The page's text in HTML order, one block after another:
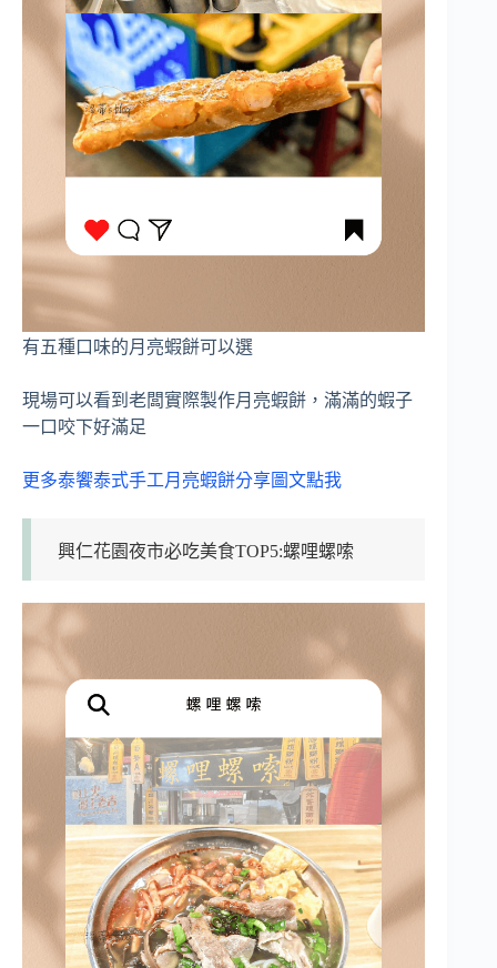
有五種口味的月亮蝦餅可以選
現場可以看到老闆實際製作月亮蝦餅，滿滿的蝦子
一口咬下好滿足
更多泰饗泰式手工月亮蝦餅分享圖文點我
興仁花園夜市必吃美食TOP5:螺哩螺嗦